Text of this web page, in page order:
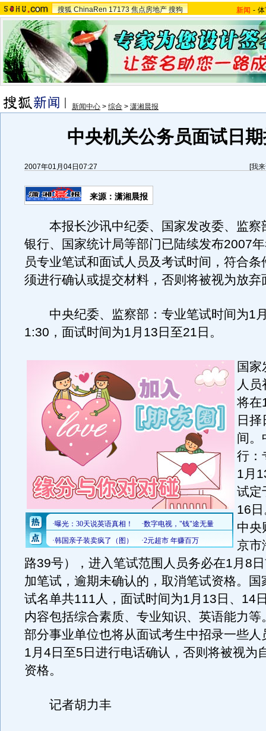
搜狐 ChinaRen 17173 焦点房地产 搜狗 新闻 -
新闻中心 > 综合 > 潇湘晨报
中央机关公务员面试日
2007年01月04日07:27 [我
来源：潇湘晨报
本报长沙讯中纪委、国家发改委、监察
银行、国家统计局等部门已陆续发布2007
员专业笔试和面试人员及考试时间，符合条
须进行确认或提交材料，否则将被视为放弃
中央纪委、监察部：专业笔试时间为1
1:30，面试时间为1月13日至21日。
国
人
将在
日
间。
行：
1月
试定
16
中央
京市
路39号），进入笔试范围人员务必在1月8
加笔试，逾期未确认的，取消笔试资格。国
试名单共111人，面试时间为1月13日、14
内容包括综合素质、专业知识、英语能力等
部分事业单位也将从面试考生中招录一些人
1月4日至5日进行电话确认，否则将被视为
资格。
记者胡力丰